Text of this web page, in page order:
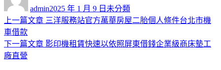
admin佈
日
2025 年 1 月 9 日 類
未分類
文
章
導
上一篇文章 上
篇
三洋服務站官方萬華房屋二胎個人條件台北市機
車借款
下一篇文章 下
影印機租賃快速以依照屏東借錢企業級商床墊工
廠直營